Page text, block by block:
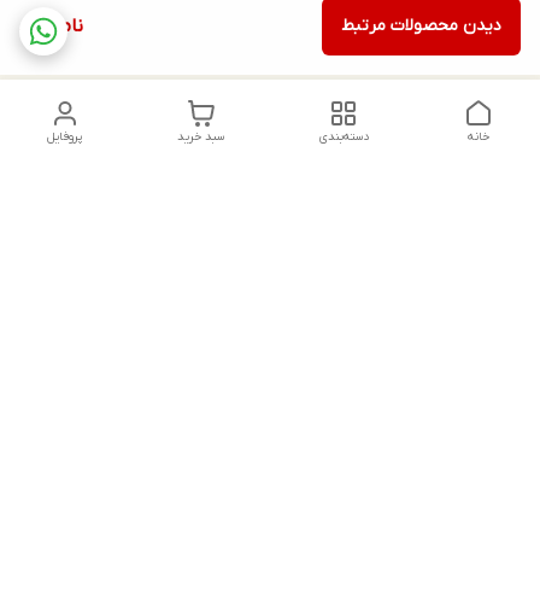
ناموجود دیدن محصولات مرتبط
پروفایل سبد خرید دسته‌بندی خانه